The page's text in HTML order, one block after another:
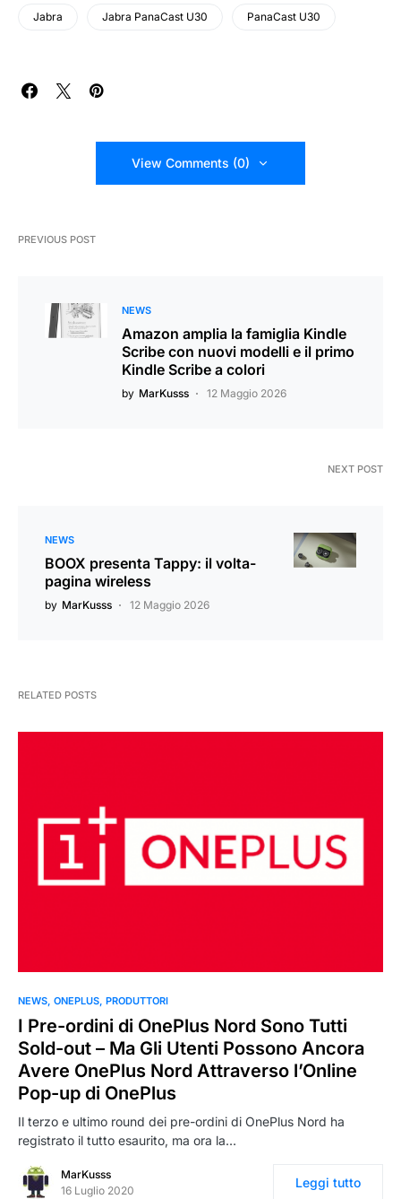
Jabra Jabra PanaCast U30 PanaCast U30
View Comments (0)
PREVIOUS POST
NEWS
Amazon amplia la famiglia Kindle
Scribe con nuovi modelli e il primo
Kindle Scribe a colori
by MarKusss 12 Maggio 2026
NEXT POST
NEWS
BOOX presenta Tappy: il volta-
pagina wireless
by MarKusss 12 Maggio 2026
RELATED POSTS
NEWS ONEPLUS PRODUTTORI
I Pre-ordini di OnePlus Nord Sono Tutti
Sold-out – Ma Gli Utenti Possono Ancora
Avere OnePlus Nord Attraverso l’Online
Pop-up di OnePlus
Il terzo e ultimo round dei pre-ordini di OnePlus Nord ha
registrato il tutto esaurito, ma ora la…
MarKusss
16 Luglio 2020
Leggi tutto